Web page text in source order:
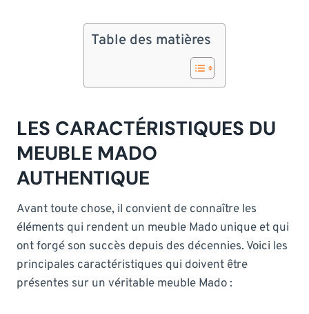
Table des matières
LES CARACTÉRISTIQUES DU
MEUBLE MADO
AUTHENTIQUE
Avant toute chose, il convient de connaître les
éléments qui rendent un meuble Mado unique et qui
ont forgé son succès depuis des décennies. Voici les
principales caractéristiques qui doivent être
présentes sur un véritable meuble Mado :